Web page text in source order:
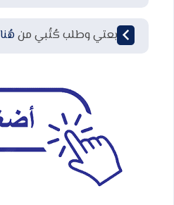
لمتابعتي وطلب كُتُبي من هُنا